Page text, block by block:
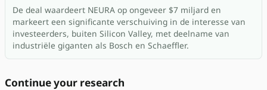
De deal waardeert NEURA op ongeveer $7 miljard en
markeert een significante verschuiving in de interesse van
investeerders, buiten Silicon Valley, met deelname van
industriële giganten als Bosch en Schaeffler.
Continue your research